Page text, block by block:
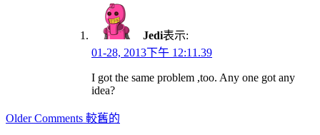
Jedi表示:
01-28, 2013下午 12:11.39
I got the same problem ,too. Any one got any
idea?
Comment
Older Comments 較舊的